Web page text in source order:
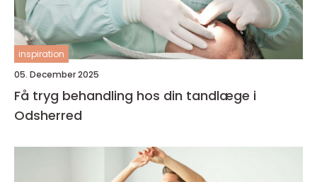
inspiration
05. December 2025
Få tryg behandling hos din tandlæge i
Odsherred